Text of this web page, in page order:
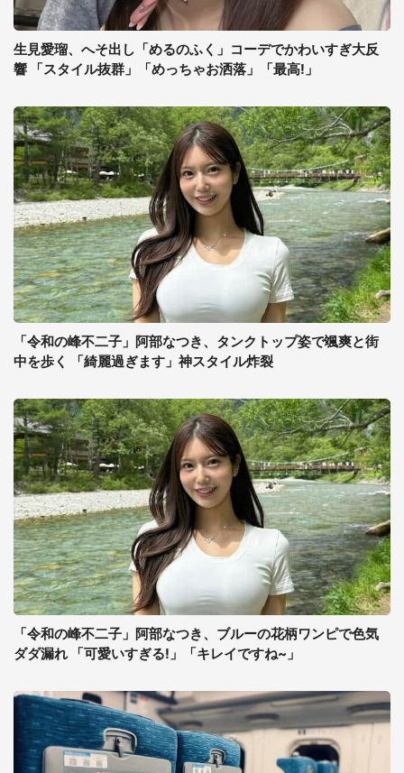
生見愛瑠、へそ出し「めるのふく」コーデでかわいすぎ大反
響 「スタイル抜群」「めっちゃお洒落」「最高!」
「令和の峰不二子」阿部なつき、タンクトップ姿で颯爽と街
中を歩く 「綺麗過ぎます」神スタイル炸裂
「令和の峰不二子」阿部なつき、ブルーの花柄ワンピで色気
ダダ漏れ 「可愛いすぎる!」「キレイですね~」